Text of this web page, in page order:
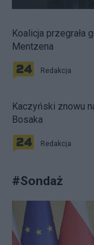
Koalicja przegrała
Mentzena
Redakcja
Kaczyński znowu
Bosaka
Redakcja
#Sondaż